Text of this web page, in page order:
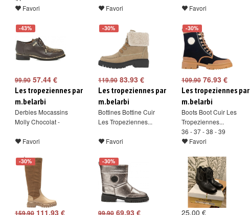
Favori
Favori Favori
-43%
99.90 57.44 €
Les tropeziennes par
m.belarbi
Derbies Mocassins
Molly Chocolat -
Favori
-30%
119.90 83.93 €
Les tropeziennes par
m.belarbi
Bottines Bottine Cuir
Les Tropeziennes...
Favori
-30%
109.90 76.93 €
Les tropeziennes par
m.belarbi
Boots Boot Cuir Les
Tropeziennes...
36 - 37 - 38 - 39
Favori
-30%
159.90 111.93 €
-30%
99.90 69.93 €
25.00 €